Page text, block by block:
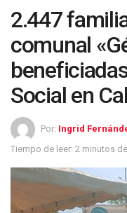
2.447
comunal
Social en
Por: Ingrid
Tiempo de leer: 2 minutos